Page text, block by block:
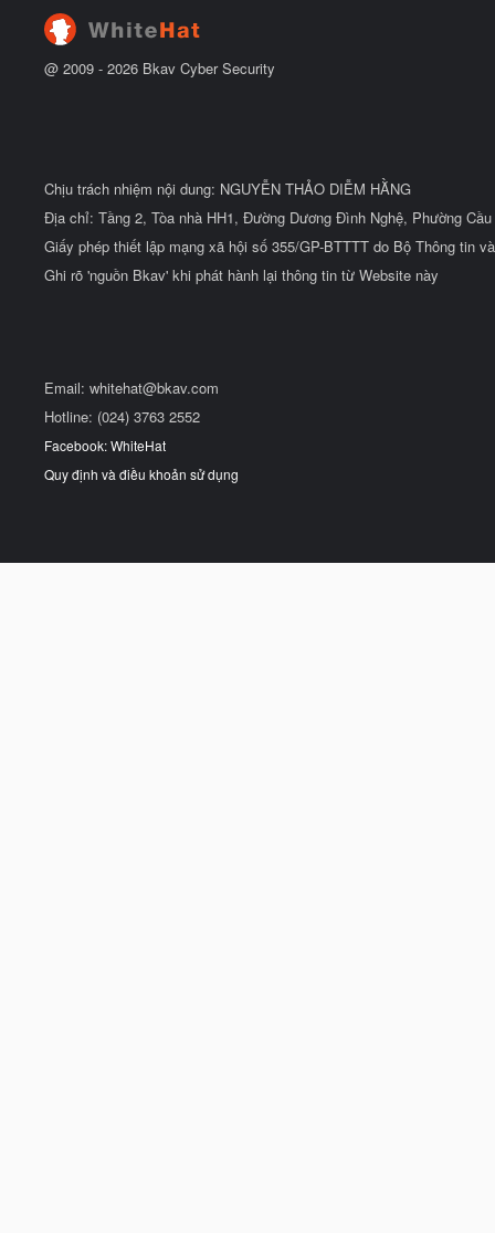
@ 2009 - 2026 Bkav Cyber Security
Chịu trách nhiệm nội dung: NGUYỄN THẢO DIỄM HẰNG
Địa chỉ: Tầng 2, Tòa nhà HH1, Đường Dương Đình Nghệ, Phường
Giấy phép thiết lập mạng xã hội số 355/GP-BTTTT do Bộ Thông tin
Ghi rõ 'nguồn Bkav' khi phát hành lại thông tin từ Website này
Email: whitehat@bkav.com
Hotline: (024) 3763 2552
Facebook: WhiteHat
Quy định và điều khoản sử dụng